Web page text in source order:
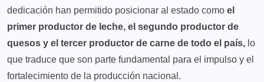
dedicación han permitido posicionar al estado como el
primer productor de leche, el segundo productor de
quesos y el tercer productor de carne de todo el país, lo
que traduce que son parte fundamental para el impulso y el
fortalecimiento de la producción nacional.